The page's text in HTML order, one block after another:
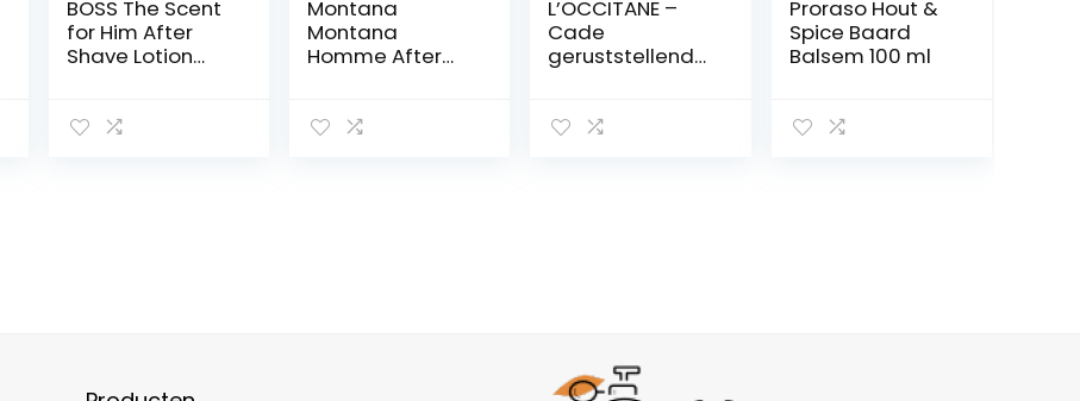
BOSS The Scent
for Him After
Shave Lotion
Montana
Montana
Homme After
L’OCCITANE –
Cade
geruststellende
Proraso Hout &
Spice Baard
Balsem 100 ml